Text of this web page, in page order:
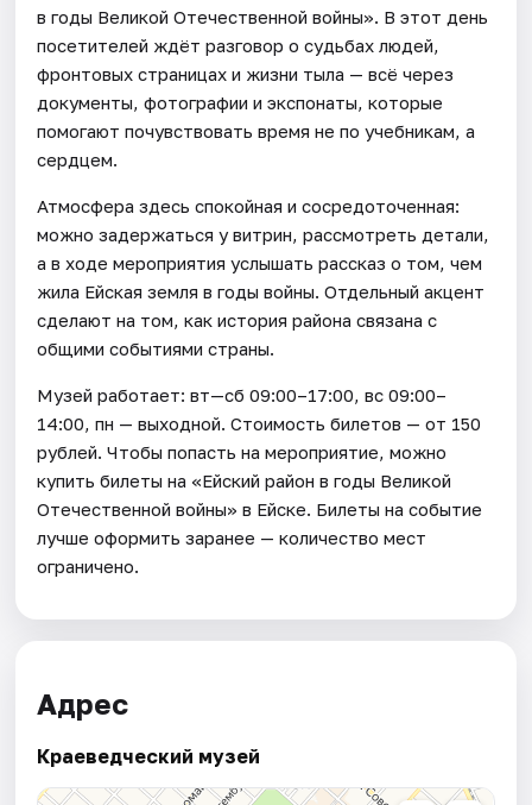
в годы Великой Отечественной войны». В этот день
посетителей ждёт разговор о судьбах людей,
фронтовых страницах и жизни тыла — всё через
документы, фотографии и экспонаты, которые
помогают почувствовать время не по учебникам, а
сердцем.
Атмосфера здесь спокойная и сосредоточенная:
можно задержаться у витрин, рассмотреть детали,
а в ходе мероприятия услышать рассказ о том, чем
жила Ейская земля в годы войны. Отдельный акцент
сделают на том, как история района связана с
общими событиями страны.
Музей работает: вт—сб 09:00–17:00, вс 09:00–
14:00, пн — выходной. Стоимость билетов — от 150
рублей. Чтобы попасть на мероприятие, можно
купить билеты на «Ейский район в годы Великой
Отечественной войны» в Ейске. Билеты на событие
лучше оформить заранее — количество мест
ограничено.
Адрес
Краеведческий музей